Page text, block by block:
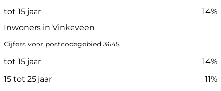
tot 15 jaar
14%
Inwoners in Vinkeveen
Cijfers voor postcodegebied 3645
tot 15 jaar
14%
15 tot 25 jaar
11%